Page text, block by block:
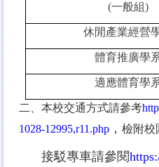
(一般組)
休閒產業經營
體育推廣學
適應體育學
二、本校交通方式請參考
1028-12995,r11.php ， 檢附校
接駁專車請參閱